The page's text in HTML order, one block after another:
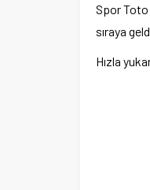
Spor Toto
sıraya
Hızla